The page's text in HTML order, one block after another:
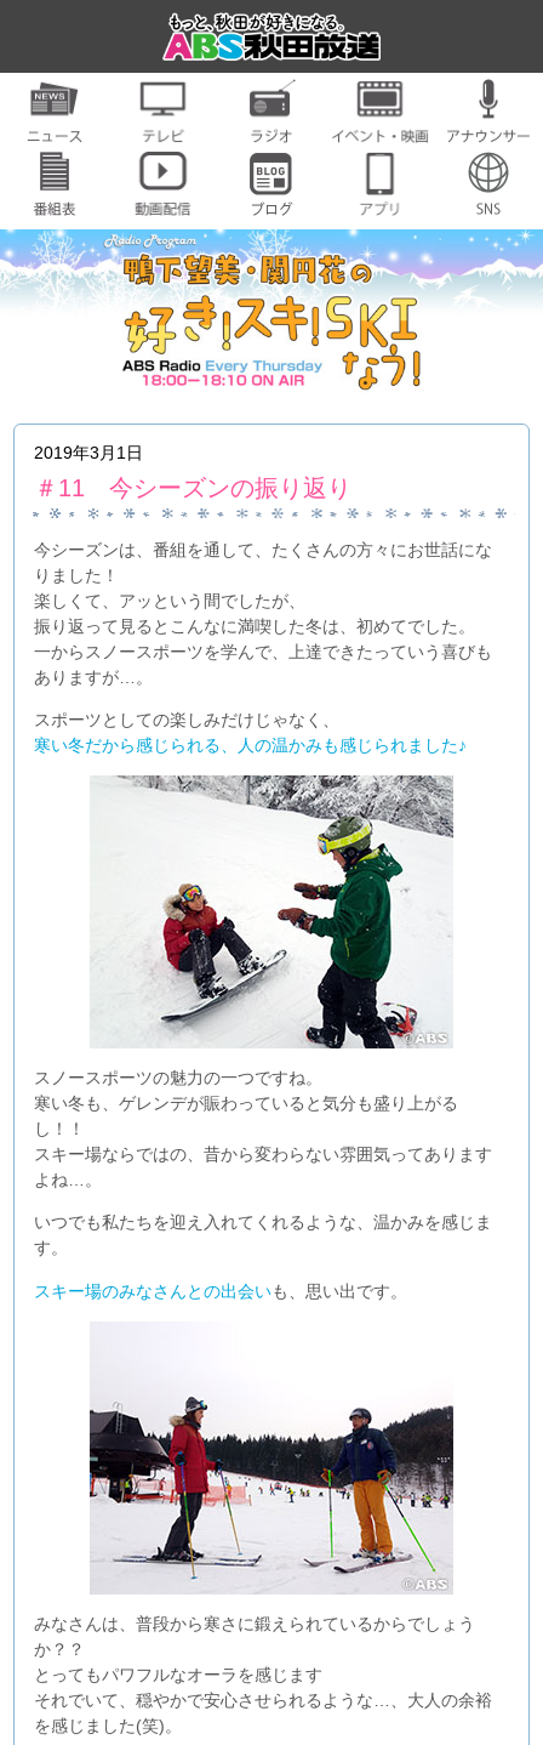
2019年3月1日
＃11 今シーズンの振り返り
今シーズンは、番組を通して、たくさんの方々にお世話にな
りました！
楽しくて、アッという間でしたが、
振り返って見るとこんなに満喫した冬は、初めてでした。
一からスノースポーツを学んで、上達できたっていう喜びも
ありますが…。
スポーツとしての楽しみだけじゃなく、
寒い冬だから感じられる、人の温かみも感じられました♪
スノースポーツの魅力の一つですね。
寒い冬も、ゲレンデが賑わっていると気分も盛り上がる
し！！
スキー場ならではの、昔から変わらない雰囲気ってあります
よね…。
いつでも私たちを迎え入れてくれるような、温かみを感じま
す。
スキー場のみなさんとの出会いも、思い出です。
みなさんは、普段から寒さに鍛えられているからでしょう
か？？
とってもパワフルなオーラを感じます
それでいて、穏やかで安心させられるような…、大人の余裕
を感じました(笑)。